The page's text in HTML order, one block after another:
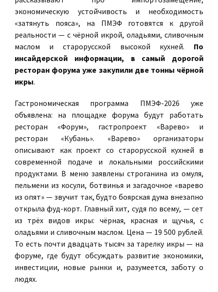
экономическую устойчивость и необходимость
«затянуть пояса», на ПМЭФ готовятся к другой
реальности — с чёрной икрой, оладьями, сливочным
маслом и старорусской высокой кухней. По
инсайдерской информации, в самый дорогой
ресторан форума уже закупили две тонны чёрной
икры.
Гастрономическая программа ПМЭФ-2026 уже
объявлена: на площадке форума будут работать
ресторан «Форум», гастропроект «Варево» и
ресторан «Кубань». «Варево» организаторы
описывают как проект со старорусской кухней в
современной подаче и локальными российскими
продуктами. В меню заявлены строганина из омуля,
пельмени из косули, ботвинья и загадочное «варево
из опят» — звучит так, будто боярская дума внезапно
открыла фуд-корт. Главный хит, судя по всему, — сет
из трёх видов икры: чёрная, красная и щучья, с
оладьями и сливочным маслом. Цена — 19 500 рублей.
То есть почти двадцать тысяч за тарелку икры — на
форуме, где будут обсуждать развитие экономики,
инвестиции, новые рынки и, разумеется, заботу о
людях.